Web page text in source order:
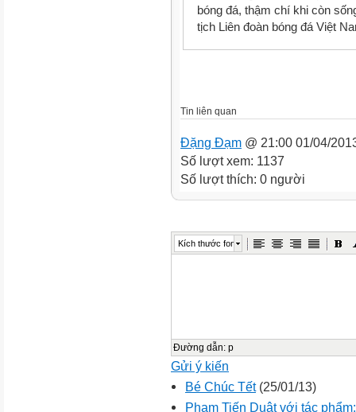
bóng đá, thậm chí khi còn
tịch Liên đoàn bóng đá Việt
Tin liên quan
Đặng Đạm @ 21:00 01/04/
Số lượt xem: 1137
Số lượt thích: 0 người
Kích thước font
Đường dẫn: p
Gửi ý kiến
Bé Chúc Tết(25/01/13)
Phạm Tiến Duật với tác